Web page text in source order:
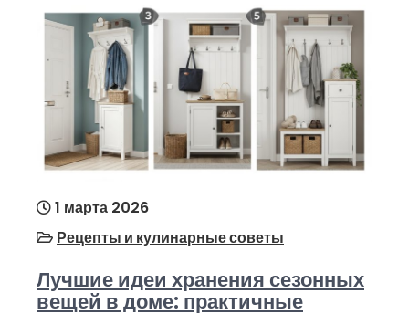
1 марта 2026
Рецепты и кулинарные советы
Лучшие идеи хранения сезонных
вещей в доме: практичные